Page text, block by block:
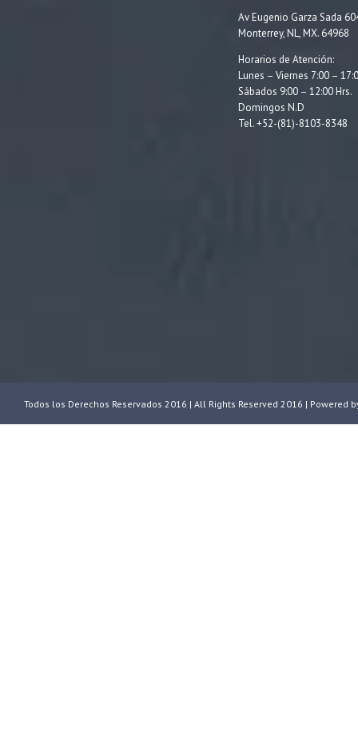
Av Eugenio Garza Sada
Monterrey, NL, MX. 64968
Horarios de Atención:
Lunes – Viernes 7:00 –
Sábados 9:00 – 12:00 Hrs.
Domingos N.D
Tel. +52-(81)-8103-8348
Todos los Derechos Reservados 2016 | All Rights Reserved 2016 | Powered